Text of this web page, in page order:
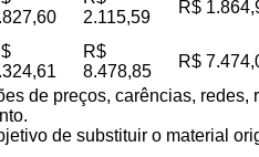
2.115,59
R$
R$
8.478,85
R$
de preços, carências,
de substituir o material